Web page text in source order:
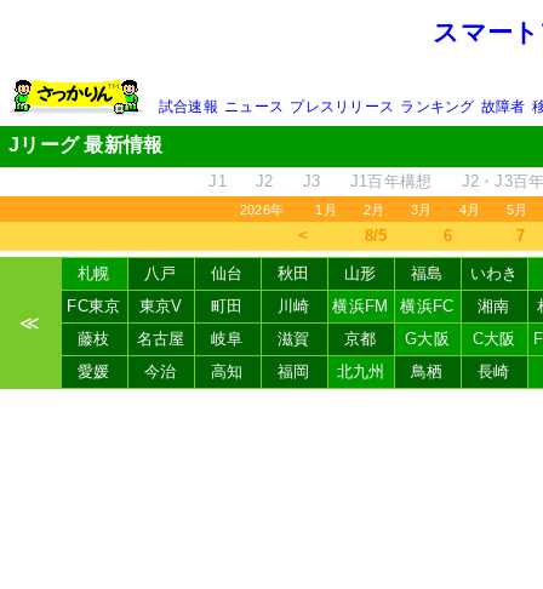
スマー
試合速報 ニュース プレスリリース ランキング 故障者
Jリーグ 最新情報
J1 J2 J3 J1百年構想 J2・J3百
2026年 1月 2月 3月 4月 5月
＜ 8/5 6 7
≪
札幌 八戸 仙台 秋田 山形 福島
いわき
FC東京
東京V 町田 川崎 横浜FM 横浜FC 湘南
藤枝
名古屋 岐阜 滋賀 京都 G大阪 C大阪
愛媛
今治 高知 福岡 北九州 鳥栖 長崎